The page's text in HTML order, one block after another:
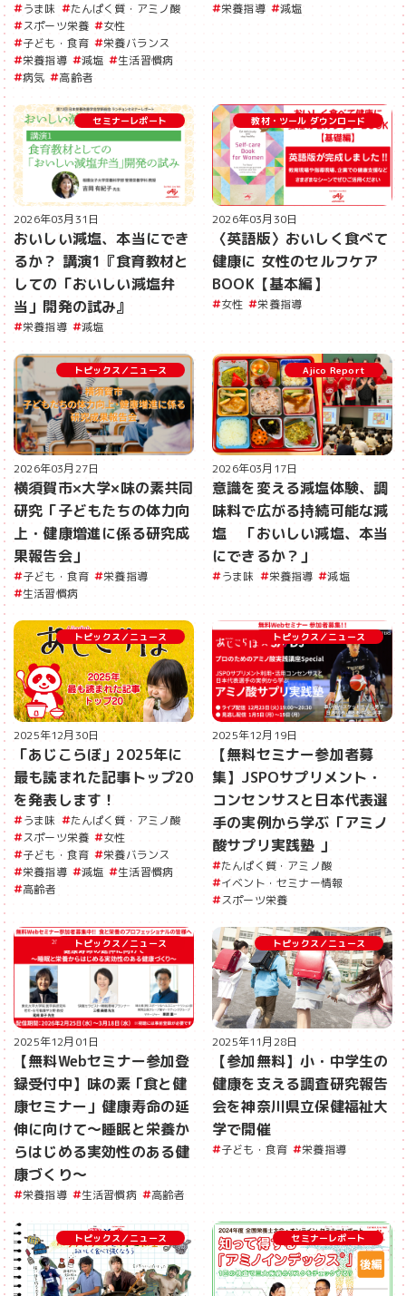
うま味
たんぱく質・アミノ酸
スポーツ栄養
女性
子ども・食育
栄養バランス
栄養指導
減塩
生活習慣病
病気
高齢者
栄養指導 減塩
セミナーレポート
2026年03月31日
おいしい減塩、本当にでき
るか？ 講演1『食育教材と
しての「おいしい減塩弁
当」開発の試み』
栄養指導 減塩
教材・ツール ダウンロード
2026年03月30日
〈英語版〉おいしく食べて
健康に 女性のセルフケア
BOOK【基本編】
女性 栄養指導
トピックス／ニュース
2026年03月27日
横須賀市×大学×味の素共同
研究「子どもたちの体力向
上・健康増進に係る研究成
果報告会」
子ども・食育
栄養指導
生活習慣病
Ajico Report
2026年03月17日
意識を変える減塩体験、調
味料で広がる持続可能な減
塩 「おいしい減塩、本当
にできるか？」
うま味 栄養指導 減塩
トピックス／ニュース
2025年12月30日
「あじこらぼ」2025年に
最も読まれた記事トップ20
を発表します！
うま味
たんぱく質・アミノ酸
スポーツ栄養
女性
子ども・食育
栄養バランス
栄養指導
減塩
生活習慣病
高齢者
トピックス／ニュース
2025年12月19日
【無料セミナー参加者募
集】JSPOサプリメント・
コンセンサスと日本代表選
手の実例から学ぶ「アミノ
酸サプリ実践塾 」
たんぱく質・アミノ酸
イベント・セミナー情報
スポーツ栄養
トピックス／ニュース
2025年12月01日
【無料Webセミナー参加登
録受付中】味の素 ｢食と健
康セミナー」健康寿命の延
伸に向けて～睡眠と栄養か
らはじめる実効性のある健
康づくり～
栄養指導 生活習慣病 高齢者
トピックス／ニュース
2025年11月28日
【参加無料】小・中学生の
健康を支える調査研究報告
会を神奈川県立保健福祉大
学で開催
子ども・食育 栄養指導
トピックス／ニュース セミナーレポート